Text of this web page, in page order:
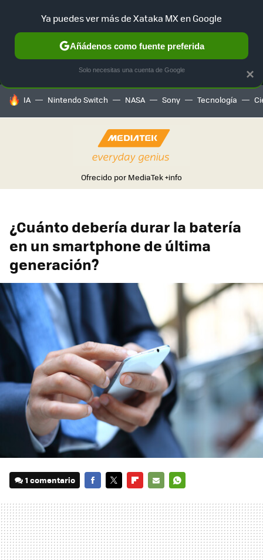
MENÚ NUEVO
GAMING HOME AUTO
HOY SE HABLA DE
IA Nintendo Switch NASA Sony Tecnología
Ofrecido por MediaTek+info
¿Cuánto debería durar la batería
en un smartphone de última
generación?
1 comentario
MAIL
×
Ya puedes ver más de Xataka MX en Google
Añádenos como fuente preferida
Solo necesitas una cuenta de Google